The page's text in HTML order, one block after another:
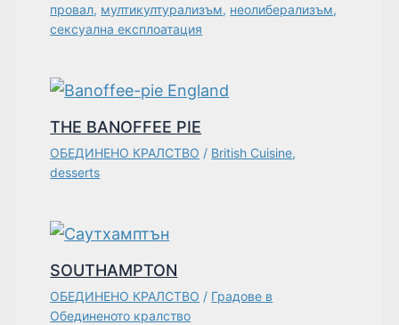
провал, мултикултурализъм, неолиберализъм,
сексуална експлоатация
THE BANOFFEE PIE
ОБЕДИНЕНО КРАЛСТВО / British Cuisine,
desserts
SOUTHAMPTON
ОБЕДИНЕНО КРАЛСТВО / Градове в
Обединеното кралство